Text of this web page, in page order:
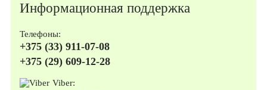
Информационная поддержка
Телефоны:
+375 (33) 911-07-08
+375 (29) 609-12-28
Viber: